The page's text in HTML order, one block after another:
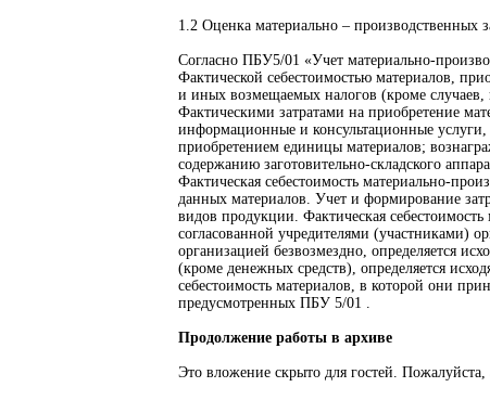
1.2 Оценка материально – производственных
Согласно ПБУ5/01 «Учет материально-
Фактической себестоимостью материалов,
и иных возмещаемых налогов (кроме случаев,
Фактическими затратами на приобретение
информационные и консультационные
приобретением единицы материалов;
содержанию заготовительно-складского
Фактическая себестоимость материально-
данных материалов. Учет и формирование
видов продукции. Фактическая
согласованной учредителями (участниками)
организацией безвозмездно, определяется
(кроме денежных средств), определяется
себестоимость материалов, в которой они
предусмотренных ПБУ 5/01 .
Продолжение работы в архиве
Это вложение скрыто для гостей. Пожалуйста,